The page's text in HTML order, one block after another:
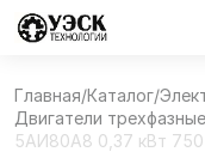
Главная/Каталог/
Двигатели
5АИ80А8 0,37 кВт